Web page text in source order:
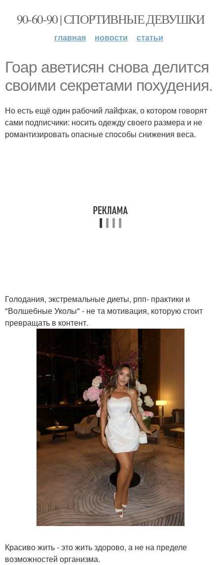
90-60-90 | СПОРТИВНЫЕ ДЕВУШКИ
главная новости статьи
Гоар аветисян снова делится
своими секретами похудения.
Но есть ещё один рабочий лайфхак, о котором говорят
сами подписчики: носить одежду своего размера и не
романтизировать опасные способы снижения веса.
Голодания, экстремальные диеты, рпп- практики и
"Волшебные Уколы" - не та мотивация, которую стоит
превращать в контент.
Красиво жить - это жить здорово, а не на пределе
возможностей организма.